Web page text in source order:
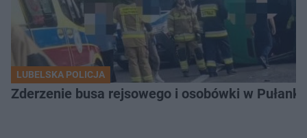
LUBELSKA POLICJA
Zderzenie busa rejsowego i osobówki w